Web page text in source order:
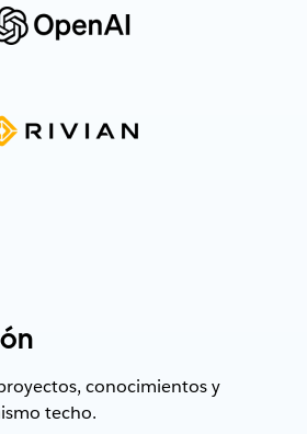
conocimientos y
techo.